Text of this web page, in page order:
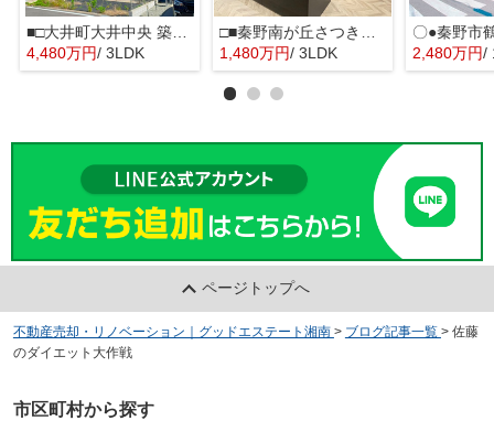
■□大井町大井中央 築後未入居戸建■□
4,480万円/ 3LDK
□■秦野南が丘さつき東住宅2217号棟■□
1,480万円/ 3LDK 2,480万円/
ページトップへ
不動産売却・リノベーション｜グッドエステート湘南 > ブログ記事一覧 > 佐藤
のダイエット大作戦
市区町村から探す